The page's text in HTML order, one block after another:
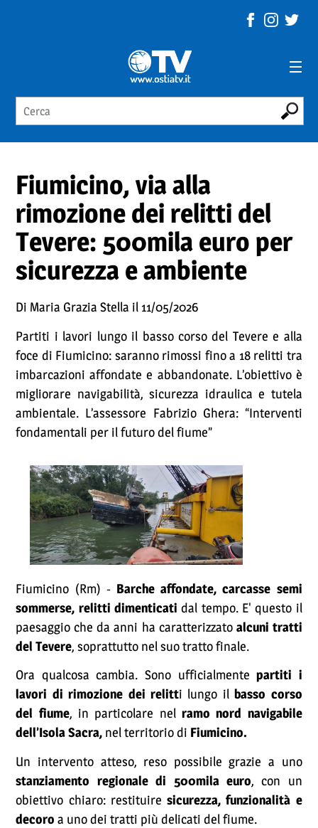
Fiumicino, via alla
rimozione dei relitti del
Tevere: 500mila euro per
sicurezza e ambiente
Di Maria Grazia Stella il 11/05/2026
Partiti i lavori lungo il basso corso del Tevere e alla
foce di Fiumicino: saranno rimossi fino a 18 relitti tra
imbarcazioni affondate e abbandonate. L’obiettivo è
migliorare navigabilità, sicurezza idraulica e tutela
ambientale. L’assessore Fabrizio Ghera: “Interventi
fondamentali per il futuro del fiume”
Fiumicino (Rm) -Barche affondate, carcasse semi
sommerse, relitti dimenticatidal tempo. E' questo il
paesaggio che da anni ha caratterizzato alcuni tratti
del Tevere, soprattutto nel suo tratto finale.
Ora qualcosa cambia. Sono ufficialmentepartiti i
lavori di rimozione dei relitti lungo ilbasso corso
del fiume, in particolare nel ramo nord navigabile
dell’Isola Sacra, nel territorio di Fiumicino.
Un intervento atteso, reso possibile grazie a uno
stanziamento regionale di 500mila euro, con un
obiettivo chiaro: restituire sicurezza, funzionalità e
decoro a uno dei tratti più delicati del fiume.